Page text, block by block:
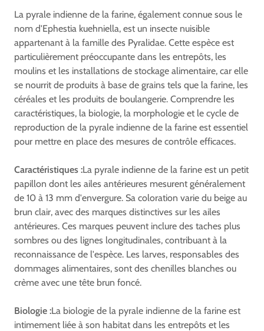
La pyrale indienne de la farine, également connue sous le
nom d'Ephestia kuehniella, est un insecte nuisible
appartenant à la famille des Pyralidae. Cette espèce est
particulièrement préoccupante dans les entrepôts, les
moulins et les installations de stockage alimentaire, car elle
se nourrit de produits à base de grains tels que la farine, les
céréales et les produits de boulangerie. Comprendre les
caractéristiques, la biologie, la morphologie et le cycle de
reproduction de la pyrale indienne de la farine est essentiel
pour mettre en place des mesures de contrôle efficaces.
Caractéristiques :La pyrale indienne de la farine est un petit
papillon dont les ailes antérieures mesurent généralement
de 10 à 13 mm d'envergure. Sa coloration varie du beige au
brun clair, avec des marques distinctives sur les ailes
antérieures. Ces marques peuvent inclure des taches plus
sombres ou des lignes longitudinales, contribuant à la
reconnaissance de l'espèce. Les larves, responsables des
dommages alimentaires, sont des chenilles blanches ou
crème avec une tête brun foncé.
Biologie :La biologie de la pyrale indienne de la farine est
intimement liée à son habitat dans les entrepôts et les